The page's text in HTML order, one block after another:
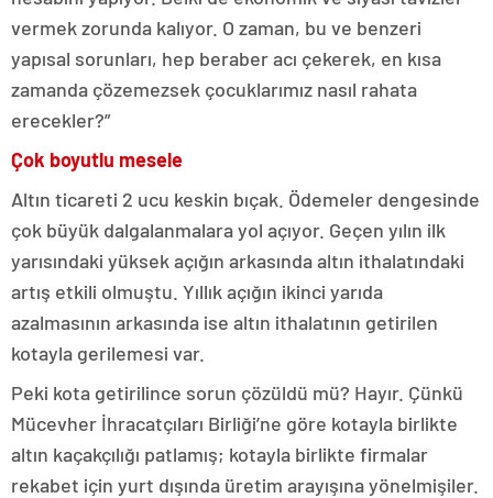
vermek zorunda kalıyor. O zaman, bu ve benzeri
yapısal sorunları, hep beraber acı çekerek, en kısa
zamanda çözemezsek çocuklarımız nasıl rahata
erecekler?”
Çok boyutlu mesele
Altın ticareti 2 ucu keskin bıçak. Ödemeler dengesinde
çok büyük dalgalanmalara yol açıyor. Geçen yılın ilk
yarısındaki yüksek açığın arkasında altın ithalatındaki
artış etkili olmuştu. Yıllık açığın ikinci yarıda
azalmasının arkasında ise altın ithalatının getirilen
kotayla gerilemesi var.
Peki kota getirilince sorun çözüldü mü? Hayır. Çünkü
Mücevher İhracatçıları Birliği’ne göre kotayla birlikte
altın kaçakçılığı patlamış; kotayla birlikte firmalar
rekabet için yurt dışında üretim arayışına yönelmişiler.